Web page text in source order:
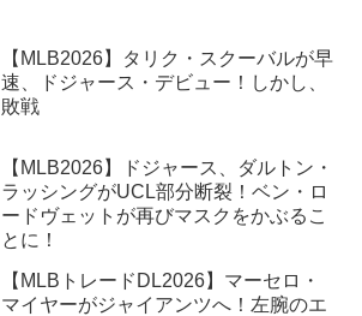
【MLB2026】タリク・スクーバルが早
速、ドジャース・デビュー！しかし、
敗戦
【MLB2026】ドジャース、ダルトン・
ラッシングがUCL部分断裂！ベン・ロ
ードヴェットが再びマスクをかぶるこ
とに！
【MLBトレードDL2026】マーセロ・
マイヤーがジャイアンツへ！左腕のエ